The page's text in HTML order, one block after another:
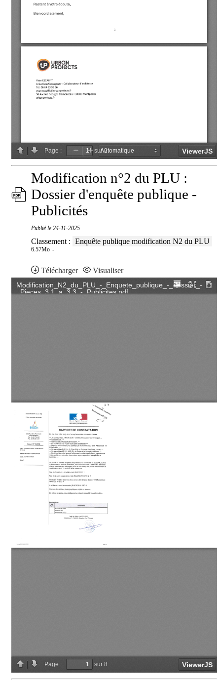
Modification n°2 du PLU :
Dossier d'enquête publique -
Publicités
Publié le 24-11-2025
Classement : Enquête publique modification N2 du PLU
6.57Mo
Télécharger Visualiser